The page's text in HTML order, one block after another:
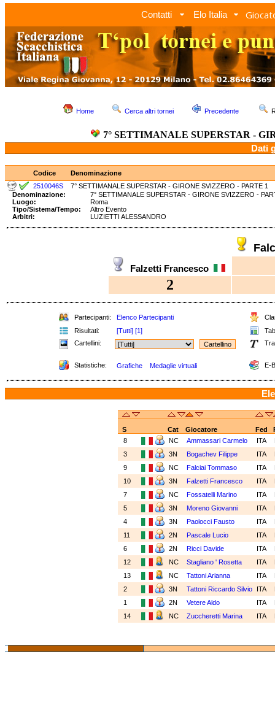
Contatti Elo Italia
Home Cerca altri tornei Precedente
7° SETTIMANALE SUPERSTAR -
Dati
Codice
Denominazione
2510046S
7° SETTIMANALE SUPERSTAR - GIRONE SVIZZERO - PARTE 1
Denominazione:
7° SETTIMANALE SUPERSTAR - GIRONE SVIZZERO -
Luogo:
Roma
Tipo/Sistema/Tempo:
Altro Evento
Arbitri:
LUZIETTI ALESSANDRO
Falzetti Francesco
2
Partecipanti: Elenco Partecipanti
Risultati:
[Tutti] [1]
Cartellini:
Statistiche: Grafiche Medaglie virtuali E-
S Cat Giocatore Fed
8
NC Ammassari Carmelo ITA
3
3N Bogachev Filippe ITA
9
NC Falciai Tommaso ITA
10
3N Falzetti Francesco ITA
7
NC Fossatelli Marino ITA
5
3N Moreno Giovanni ITA
4
3N Paolocci Fausto ITA
11
2N Pascale Lucio ITA
6
2N Ricci Davide ITA
12
NC Stagliano ' Rosetta ITA
13
NC Tattoni Arianna ITA
2
3N Tattoni Riccardo Silvio ITA
1
2N Vetere Aldo ITA
14
NC Zuccheretti Marina ITA